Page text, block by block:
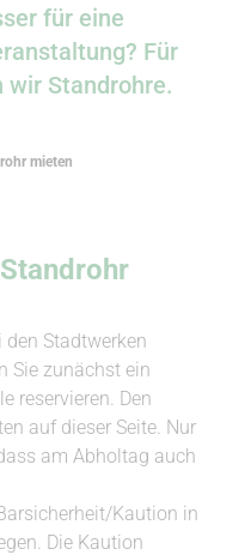
für eine
Für
wir Standrohre.
mieten
den Stadtwerken
Sie zunächst ein
reservieren. Den
auf dieser Seite. Nur
am Abholtag auch
Kaution in
Die Kaution